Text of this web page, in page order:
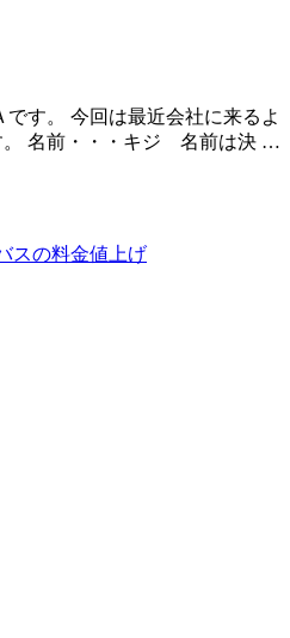
です。 今回は最近会社に来るよ
。 名前・・・キジ 名前は決 …
スの料金値上げ